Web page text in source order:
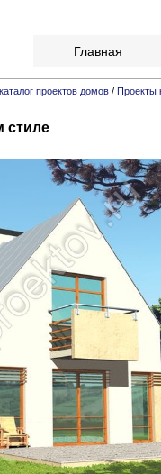
Главная
проектов домов / Проекты
стиле